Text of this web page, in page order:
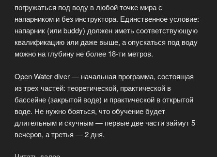
погружаться под воду в любой точке мира с
напарником и без инструктора. Единственное условие:
напарник (или buddy) должен иметь соответствующую
квалификацию или даже выше, а опускаться под воду
можно на глубину не более 18-ти метров.
Open Water diver — начальная программа, состоящая
из трех частей: теоретической, практической в
бассейне (закрытой воде) и практической в открытой
воде. Не нужно бояться, что обучение будет
длительным и скучным — первые две части займут 5
вечеров, а третья — 2 дня.